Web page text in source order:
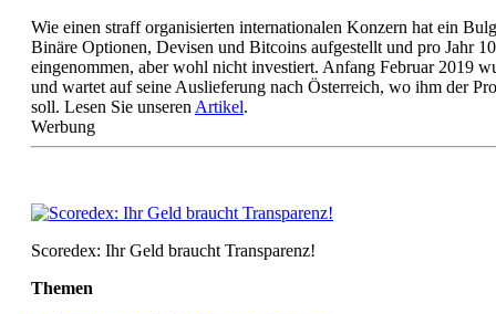
Wie einen straff organisierten internationalen Konzern hat ein
Binäre Optionen, Devisen und Bitcoins aufgestellt und pro Jahr
eingenommen, aber wohl nicht investiert. Anfang Februar 2019
und wartet auf seine Auslieferung nach Österreich, wo ihm der
soll. Lesen Sie unseren Artikel.
Werbung
Scoredex: Ihr Geld braucht Transparenz!
Themen